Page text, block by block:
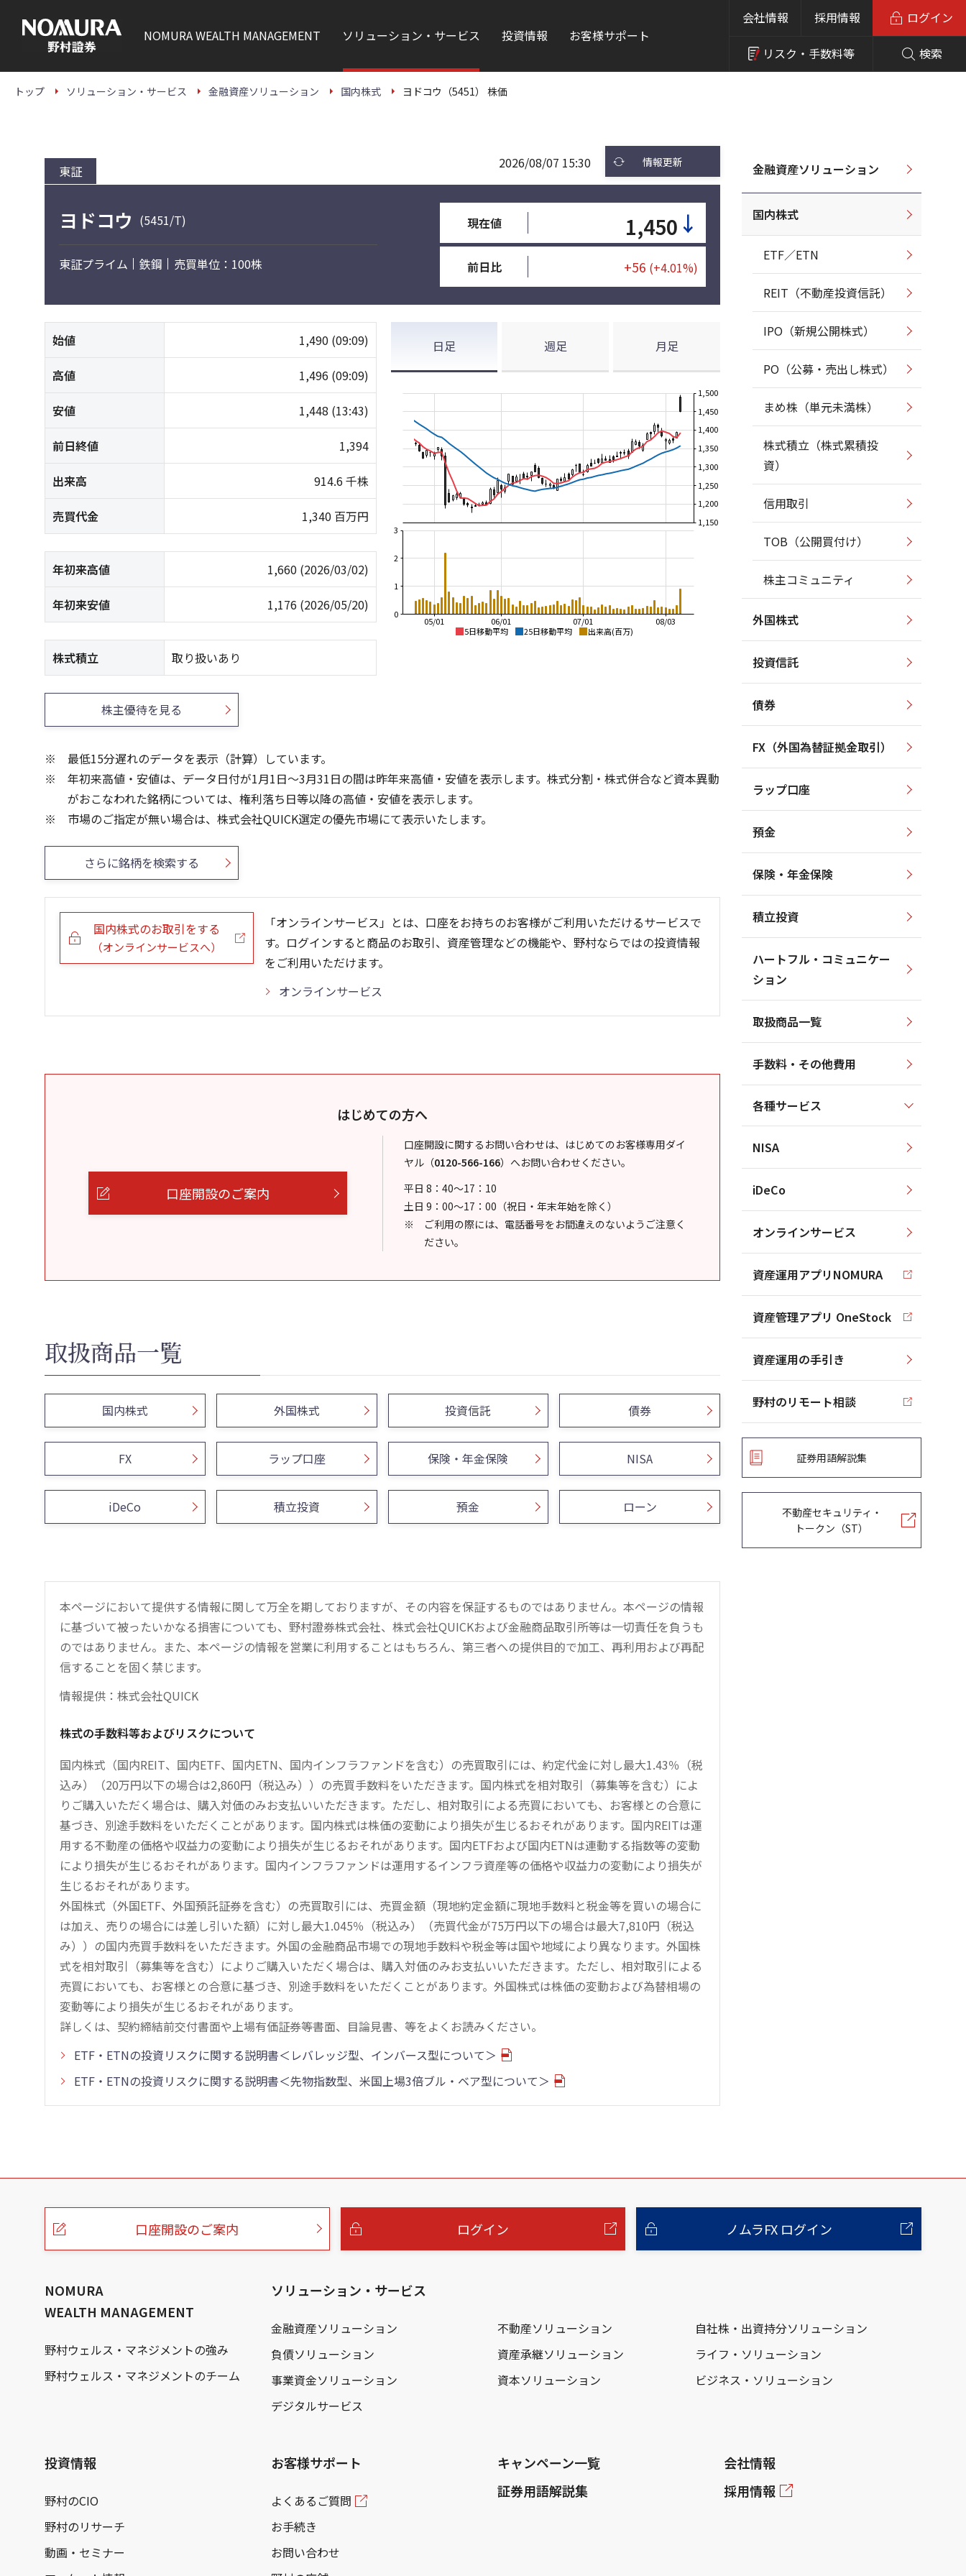
本
NOMURAWEALTH MANAGEMENT ソリューション・サービス 投資情報 お客様サポート
会社情報 採用情報
リスク・ 手数料等 検索
ログイン
トップ ソリューション・サービス 金融資産ソリューション 国内株式 ヨドコウ（5451） 株価
東証 2026/08/07 15:30 情報更新
ヨドコウ (5451/T)
東証プライム 鉄鋼 売買単位：100株
現在値 1,450 ↓
前日比 +56 (+4.01%)
始値 1,490 (09:09)
高値 1,496 (09:09)
安値 1,448 (13:43)
前日終値 1,394
出来高 914.6 千株
売買代金 1,340 百万円
年初来高値 1,660 (2026/03/02)
年初来安値 1,176 (2026/05/20)
株式積立 取り扱いあり
日足 週足 月足
5日移動平均 25日移動平均 出来高(百万)
08/03
07/01
06/01
05/01
1,150
1,200
1,250
1,300
1,350
1,400
1,450
1,500
0
1
2
3
13週移動平均 26週移動平均 出来高(千)
1,000
1,500
5ヶ月移動平均 25ヶ月移動平均 出来高(千)
400
1,000
株主優待を見る
最低15分遅れのデータを表示（計算）しています。
年初来高値・安値は、データ日付が1月1日～3月31日の間は昨年来高値・安値を表示します。株式分割・株式併合など資本異動
がおこなわれた銘柄については、権利落ち日等以降の高値・安値を表示します。
市場のご指定が無い場合は、株式会社QUICK選定の優先市場にて表示いたします。
さらに銘柄を検索する
国内株式のお取引をする
（オンラインサービスへ）
「オンラインサービス」とは、口座をお持ちのお客様がご利用いただけるサービスで
す。ログインすると商品のお取引、資産管理などの機能や、野村ならではの投資情報
をご利用いただけます。
オンラインサービス
はじめての方へ
口座開設のご案内
口座開設に関するお問い合わせは、はじめてのお客様専用ダイ
ヤル （0120-566-166） へお問い合わせください。
平日 8：40～17：10
土日 9：00～17：00（祝日・年末年始を除く）
ご利用の際には、電話番号をお間違えのないようご注意く
ださい。
取扱商品一覧
国内株式 外国株式 投資信託 債券
FX ラップ口座 保険・年金保険 NISA
iDeCo 積立投資 預金 ローン
本ページにおいて提供する情報に関して万全を期しておりますが、その内容を保証するものではありません。本ページの情報
に基づいて被ったいかなる損害についても、野村證券株式会社、株式会社QUICKおよび金融商品取引所等は一切責任を負うも
のではありません。また、本ページの情報を営業に利用することはもちろん、第三者への提供目的で加工、再利用および再配
信することを固く禁じます。
情報提供：株式会社QUICK
株式の手数料等およびリスクについて
国内株式（国内REIT、国内ETF、国内ETN、国内インフラファンドを含む）の売買取引には、約定代金に対し最大1.43％（税
込み）（20万円以下の場合は2,860円（税込み））の売買手数料をいただきます。国内株式を相対取引（募集等を含む）によ
りご購入いただく場合は、購入対価のみお支払いいただきます。ただし、相対取引による売買においても、お客様との合意に
基づき、別途手数料をいただくことがあります。国内株式は株価の変動により損失が生じるおそれがあります。国内REITは運
用する不動産の価格や収益力の変動により損失が生じるおそれがあります。国内ETFおよび国内ETNは連動する指数等の変動
により損失が生じるおそれがあります。国内インフラファンドは運用するインフラ資産等の価格や収益力の変動により損失が
生じるおそれがあります。
外国株式（外国ETF、外国預託証券を含む）の売買取引には、売買金額（現地約定金額に現地手数料と税金等を買いの場合に
は加え、売りの場合には差し引いた額）に対し最大1.045％（税込み）（売買代金が75万円以下の場合は最大7,810円（税込
み））の国内売買手数料をいただきます。外国の金融商品市場での現地手数料や税金等は国や地域により異なります。外国株
式を相対取引（募集等を含む）によりご購入いただく場合は、購入対価のみお支払いいただきます。ただし、相対取引による
売買においても、お客様との合意に基づき、別途手数料をいただくことがあります。外国株式は株価の変動および為替相場の
変動等により損失が生じるおそれがあります。
詳しくは、契約締結前交付書面や上場有価証券等書面、目論見書、等をよくお読みください。
ETF・ETNの投資リスクに関する説明書＜レバレッジ型、インバース型について＞
ETF・ETNの投資リスクに関する説明書＜先物指数型、米国上場3倍ブル・ベア型について＞
金融資産ソリューション
国内株式
ETF／ETN
REIT（不動産投資信託）
IPO（新規公開株式）
PO（公募・売出し株式）
まめ株（単元未満株）
株式積立（株式累積投
資）
信用取引
TOB（公開買付け）
株主コミュニティ
外国株式
投資信託
債券
FX（外国為替証拠金取引）
ラップ口座
預金
保険・年金保険
積立投資
ハートフル・コミュニケー
ション
取扱商品一覧
手数料・その他費用
各種サービス
NISA
iDeCo
オンラインサービス
資産運用アプリNOMURA
資産管理アプリ OneStock
資産運用の手引き
野村のリモート相談
証券用語解説集
不動産セキュリティ・
トークン（ST）
こ
口座開設のご案内 ログイン ノムラFX ログイン
NOMURA
WEALTH MANAGEMENT
野村ウェルス・マネジメントの強み
野村ウェルス・マネジメントのチーム
ソリューション・サービス
金融資産ソリューション 不動産ソリューション
自社株・出資持分ソリューション
負債ソリューション
資産承継ソリューション
ライフ・ソリューション
事業資金ソリューション
資本ソリューション
ビジネス・ソリューション
デジタルサービス
投資情報
野村のCIO
野村のリサーチ
動画・セミナー
お客様サポート
よくあるご質問
お手続き
お問い合わせ
キャンペーン一覧
証券用語解説集
会社情報
採用情報